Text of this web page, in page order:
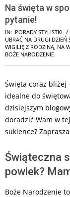
Na święta w
pytanie!
IN: PORADY STYLISTKI
UBRAĆ NA DRUGI DZIEŃ
WIGILIĘ Z RODZINĄ NA
BOŻE NARODZENIE
Święta coraz bliżej
idealne do
dzisiejszym
doradzić Wam w
sukience?
Świąteczna
powiek?
Boże Narodzenie